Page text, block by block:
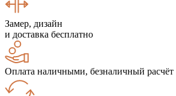
Замер, дизайн
и доставка бесплатно
Оплата наличными, безналичный расчёт